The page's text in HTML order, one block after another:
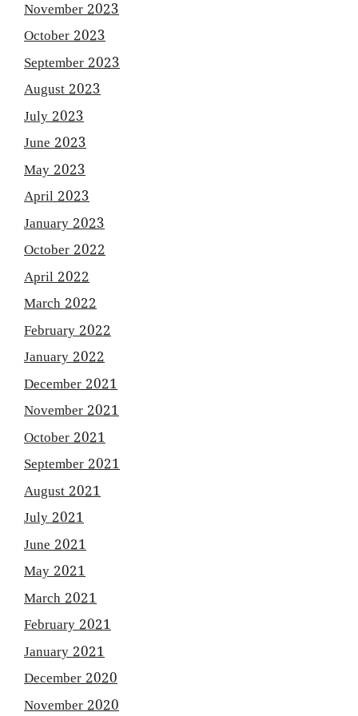
November 2023
October 2023
September 2023
August 2023
July 2023
June 2023
May 2023
April 2023
January 2023
October 2022
April 2022
March 2022
February 2022
January 2022
December 2021
November 2021
October 2021
September 2021
August 2021
July 2021
June 2021
May 2021
March 2021
February 2021
January 2021
December 2020
November 2020